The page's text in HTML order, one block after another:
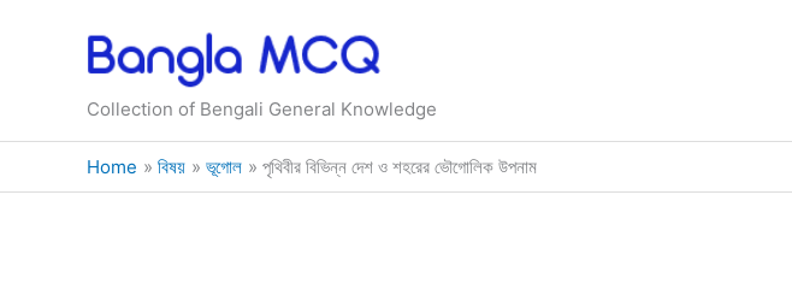
Collection of Bengali General Knowledge
Home বিষয় ভূগোল পৃথিবীর বিভিন্ন দেশ ও শহরের ভৌগোলিক উপনাম